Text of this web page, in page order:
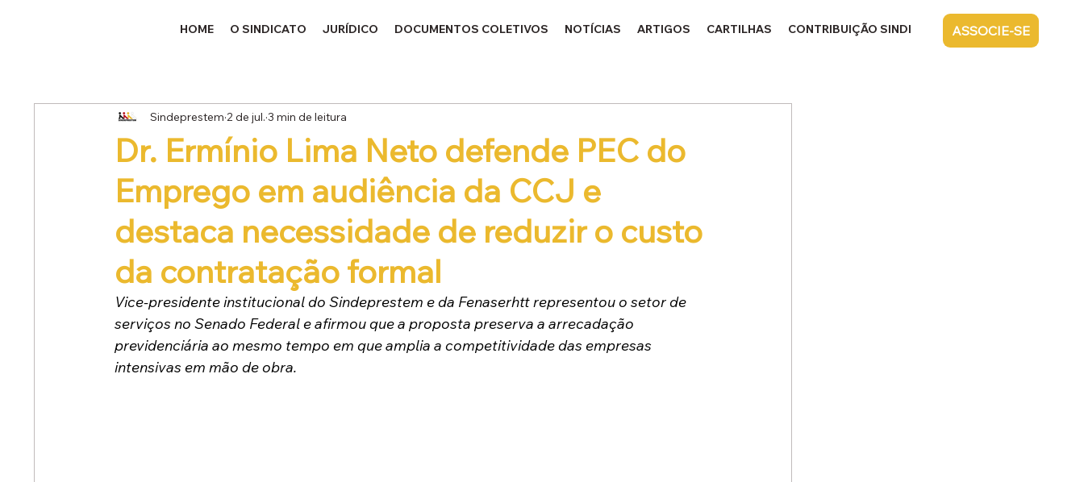
HOME O SINDICATO JURÍDICO DOCUMENTOS COLETIVOS NOTÍCIAS ARTIGOS CARTILHAS CONTRIBUIÇÃO SINDICAL CONTATO
ASSOCIE-SE
Dr. Ermínio Lima Neto defende PEC do
Emprego em audiência da CCJ e
destaca necessidade de reduzir o custo
da contratação formal
Sindeprestem 2 de jul. 3 min de leitura
Vice-presidente institucional do Sindeprestem e da Fenaserhtt representou o setor de
serviços no Senado Federal e afirmou que a proposta preserva a arrecadação
previdenciária ao mesmo tempo em que amplia a competitividade das empresas
intensivas em mão de obra.